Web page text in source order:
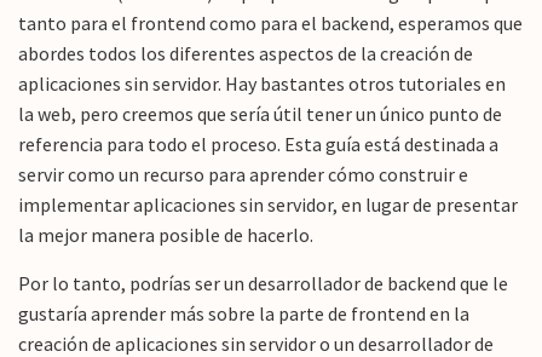
tanto para el frontend como para el backend, esperamos que
abordes todos los diferentes aspectos de la creación de
aplicaciones sin servidor. Hay bastantes otros tutoriales en
la web, pero creemos que sería útil tener un único punto de
referencia para todo el proceso. Esta guía está destinada a
servir como un recurso para aprender cómo construir e
implementar aplicaciones sin servidor, en lugar de presentar
la mejor manera posible de hacerlo.
Por lo tanto, podrías ser un desarrollador de backend que le
gustaría aprender más sobre la parte de frontend en la
creación de aplicaciones sin servidor o un desarrollador de